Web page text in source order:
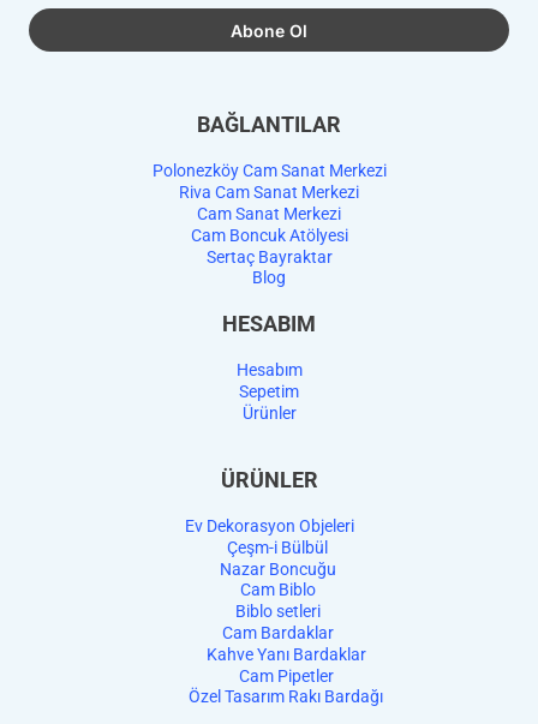
BAĞLANTILAR
Polonezköy Cam Sanat Merkezi
Riva Cam Sanat Merkezi
Cam Sanat Merkezi
Cam Boncuk Atölyesi
Sertaç Bayraktar
Blog
HESABIM
Hesabım
Sepetim
Ürünler
ÜRÜNLER
Ev Dekorasyon Objeleri
Çeşm-i Bülbül
Nazar Boncuğu
Cam Biblo
Biblo setleri
Cam Bardaklar
Kahve Yanı Bardaklar
Cam Pipetler
Özel Tasarım Rakı Bardağı